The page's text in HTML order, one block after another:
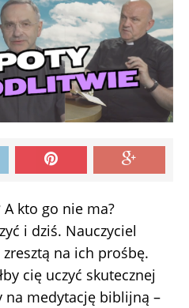
kto go nie ma?
i dziś. Nauczyciel
na ich prośbę.
cię uczyć skutecznej
na medytację biblijną –